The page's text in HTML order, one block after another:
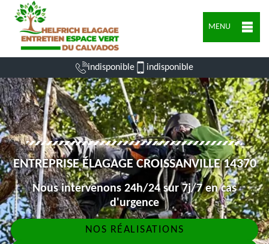
MENU
indisponible indisponible
ENTREPRISE ÉLAGAGE CROISSANVILLE 14370
Nous intervenons 24h/24 sur 7j/7 en cas
d'urgence
NOS RÉALISATIONS